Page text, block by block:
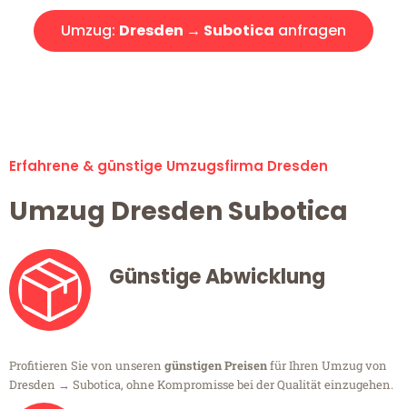
Umzug: Dresden → Subotica anfragen
Erfahrene & günstige Umzugsfirma Dresden
Umzug Dresden Subotica
Günstige Abwicklung
Profitieren Sie von unseren günstigen Preisenfür Ihren Umzug von
Dresden → Subotica, ohne Kompromisse bei der Qualität einzugehen.